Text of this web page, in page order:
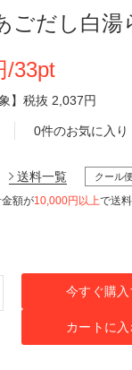
ごだし白
/33pt
】 税抜 2,037円
0件のお気に入り
送料一覧 クール
額が10,000円以上で送
今すぐ購入
カートに入